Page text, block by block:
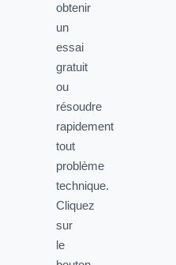
obtenir
un
essai
gratuit
ou
résoudre
rapidement
tout
problème
technique.
Cliquez
sur
le